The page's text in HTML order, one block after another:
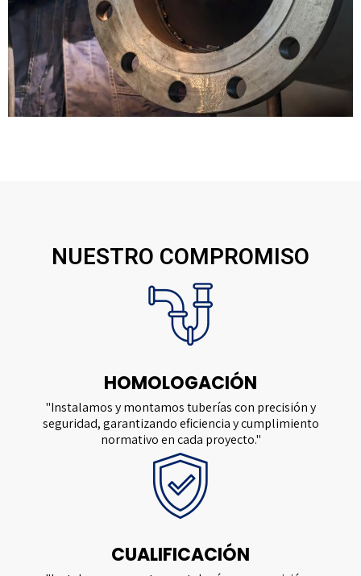
NUESTRO COMPROMISO
HOMOLOGACIÓN
"Instalamos y montamos tuberías con precisión y
seguridad, garantizando eficiencia y cumplimiento
normativo en cada proyecto."
CUALIFICACIÓN